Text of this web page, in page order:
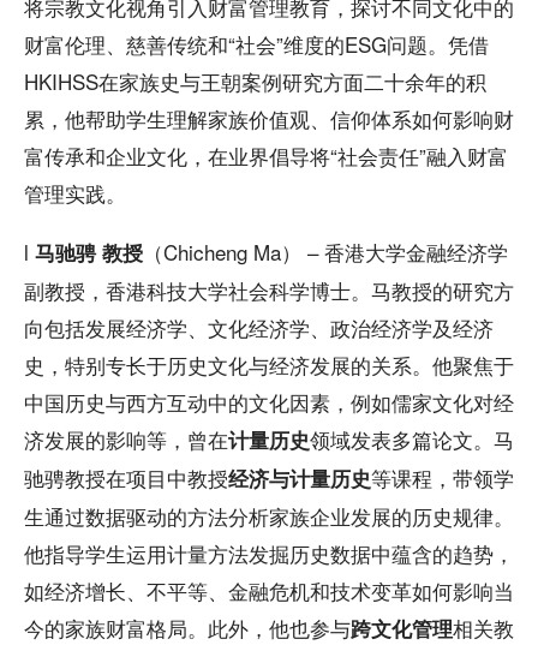
将宗教文化视角引入财富管理教育，探讨不同文化中的
财富伦理、慈善传统和“社会”维度的ESG问题。凭借
HKIHSS在家族史与王朝案例研究方面二十余年的积
累，他帮助学生理解家族价值观、信仰体系如何影响财
富传承和企业文化，在业界倡导将“社会责任”融入财富
管理实践。
l 马驰骋 教授 （Chicheng Ma） – 香港大学金融经济学
副教授，香港科技大学社会科学博士。马教授的研究方
向包括发展经济学、文化经济学、政治经济学及经济
史，特别专长于历史文化与经济发展的关系。他聚焦于
中国历史与西方互动中的文化因素，例如儒家文化对经
济发展的影响等，曾在计量历史领域发表多篇论文。马
驰骋教授在项目中教授经济与计量历史等课程，带领学
生通过数据驱动的方法分析家族企业发展的历史规律。
他指导学生运用计量方法发掘历史数据中蕴含的趋势，
如经济增长、不平等、金融危机和技术变革如何影响当
今的家族财富格局。此外，他也参与跨文化管理相关教